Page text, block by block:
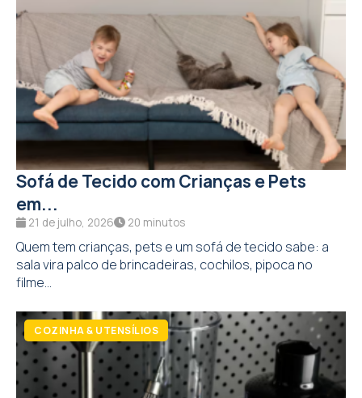
Sofá de Tecido com Crianças e Pets
em...
21 de julho, 2026 20 minutos
Quem tem crianças, pets e um sofá de tecido sabe: a
sala vira palco de brincadeiras, cochilos, pipoca no
filme...
COZINHA & UTENSÍLIOS